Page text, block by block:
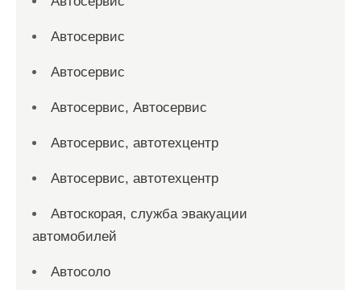
Автосервис
Автосервис
Автосервис, Автосервис
Автосервис, автотехцентр
Автосервис, автотехцентр
Автоскорая, служба эвакуации
автомобилей
Автосоло